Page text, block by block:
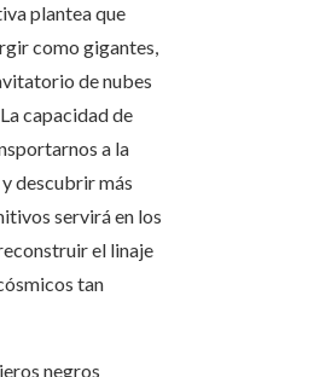
plantea que
como gigantes,
de nubes
capacidad de
a la
descubrir más
servirá en los
el linaje
tan
negros